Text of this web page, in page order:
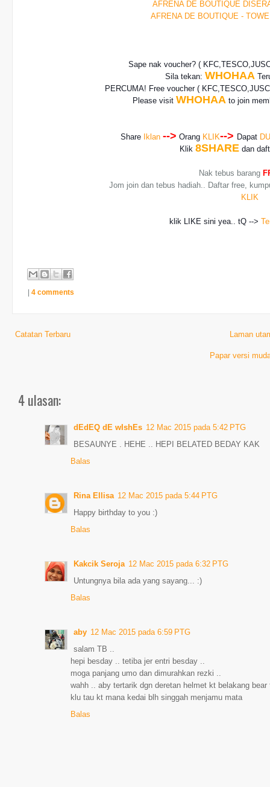
AFRENA DE BOUTIQUE
AFRENA DE BOUTIQUE -
Sape nak voucher? (
Sila tekan: WHOHAA
PERCUMA! Free voucher(
Please visitWHOHAA to join
Share Iklan --> Orang KLIK--> Dapat
Klik8SHARE dan
Nak tebus barang
Jom join dan tebus hadiah.. Daftar free,
KLIK
klik LIKE sini yea.. tQ -->
| 4 comments
Catatan Terbaru Laman
Papar versi
4 ulasan:
dEdEQ dE wIshEs 12 Mac 2015 pada 5:42 PTG
BESAUNYE . HEHE .. HEPI BELATED BEDAY KAK
Balas
Rina Ellisa 12 Mac 2015 pada 5:44 PTG
Happy birthday to you :)
Balas
Kakcik Seroja 12 Mac 2015 pada 6:32 PTG
Untungnya bila ada yang sayang... :)
Balas
aby 12 Mac 2015 pada 6:59 PTG
salam TB ..
hepi besday .. tetiba jer entri besday ..
moga panjang umo dan dimurahkan rezki ..
wahh .. aby tertarik dgn deretan helmet kt belakang bear
klu tau kt mana kedai blh singgah menjamu mata
Balas